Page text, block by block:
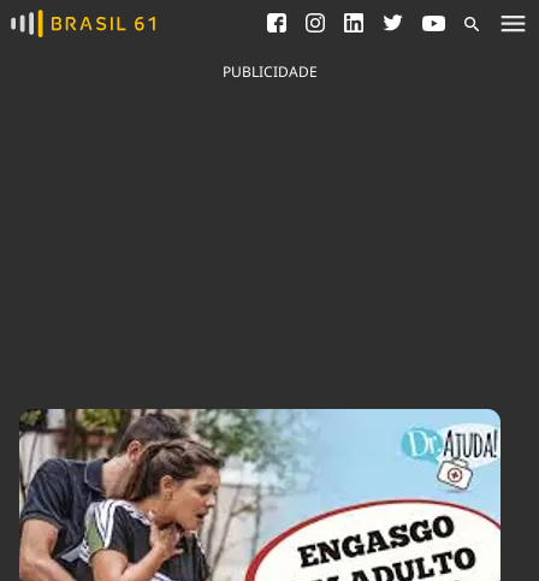
Ver todas as notícias
Saneamento
Indicadores
Agronegócios
Brasil
Brasil Mineral
Ciência &
Tecnologia
Cinema
Comportamento
Cultura
Economia
Educação
Infraestrutura
Internacional
Meio Ambiente
Política
Saúde
Tempo
PUBLICIDADE